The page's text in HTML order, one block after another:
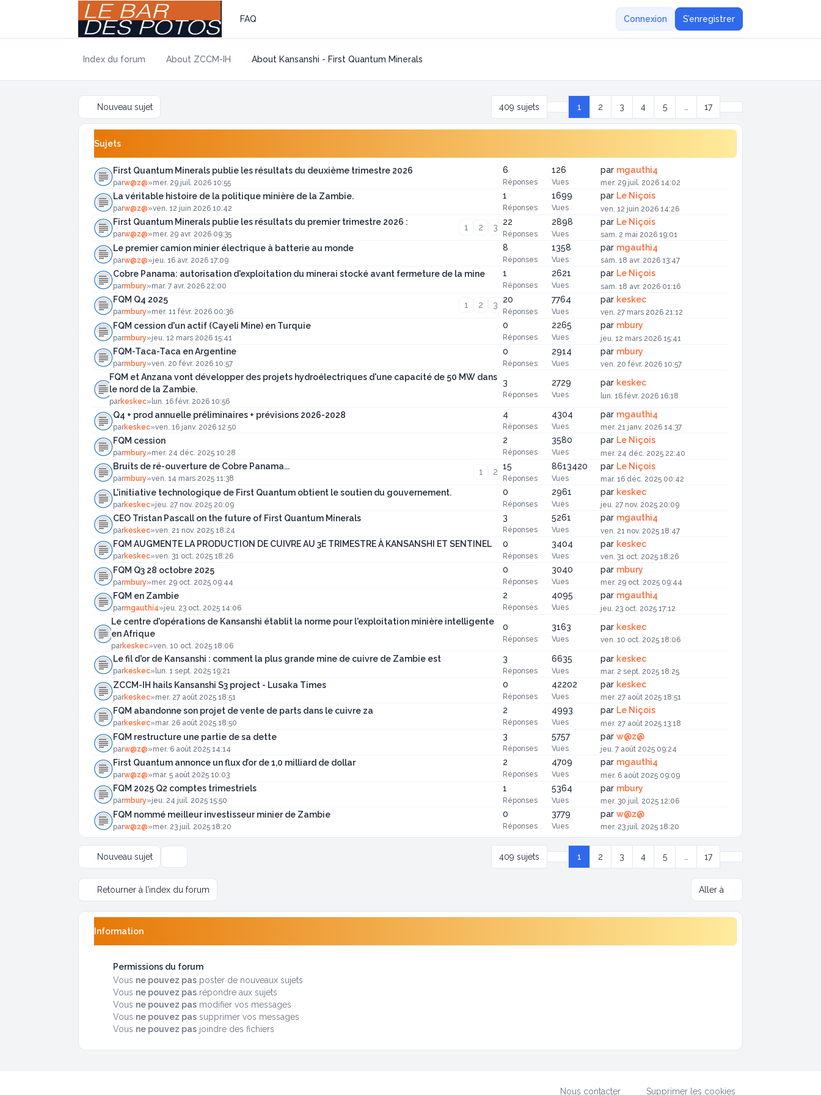
FAQ Connexion S’enregistrer
Index du forum About ZCCM-IH About Kansanshi - First Quantum Minerals
Nouveau sujet 409 sujets
Page 1sur 17
1 2 3 4 5 17
Sujets
First Quantum Minerals publie les résultats du deuxième trimestre 2026
parw@z@»mer. 29 juil. 2026 10:55
6
Réponses
126
Vues
par mgauthi4
mer. 29 juil. 2026 14:02
La véritable histoire de la politique minière de la Zambie.
parw@z@»ven. 12 juin 2026 10:42
1
Réponses
1699
Vues
par Le Niçois
ven. 12 juin 2026 14:26
First Quantum Minerals publie les résultats du premier trimestre 2026 :
parw@z@»mer. 29 avr. 2026 09:35
1 2 3
22
Réponses
2898
Vues
par Le Niçois
sam. 2 mai 2026 19:01
Le premier camion minier électrique à batterie au monde
parw@z@»jeu. 16 avr. 2026 17:09
8
Réponses
1358
Vues
par mgauthi4
sam. 18 avr. 2026 13:47
Cobre Panama: autorisation d'exploitation du minerai stocké avant fermeture de la mine
parmbury»mar. 7 avr. 2026 22:00
1
Réponses
2621
Vues
par Le Niçois
sam. 18 avr. 2026 01:16
FQM Q4 2025
parmbury»mer. 11 févr. 2026 00:36
1 2 3
20
Réponses
7764
Vues
par keskec
ven. 27 mars 2026 21:12
FQM cession d'un actif (Cayeli Mine) en Turquie
parmbury»jeu. 12 mars 2026 15:41
0
Réponses
2265
Vues
par mbury
jeu. 12 mars 2026 15:41
FQM-Taca-Taca en Argentine
parmbury»ven. 20 févr. 2026 10:57
0
Réponses
2914
Vues
par mbury
ven. 20 févr. 2026 10:57
FQM et Anzana vont développer des projets hydroélectriques d'une capacité de 50 MW dans
le nord de la Zambie.
parkeskec»lun. 16 févr. 2026 10:56
3
Réponses
2729
Vues
par keskec
lun. 16 févr. 2026 16:18
Q4 + prod annuelle préliminaires + prévisions 2026-2028
parkeskec»ven. 16 janv. 2026 12:50
4
Réponses
4304
Vues
par mgauthi4
mer. 21 janv. 2026 14:37
FQM cession
parmbury»mer. 24 déc. 2025 10:28
2
Réponses
3580
Vues
par Le Niçois
mer. 24 déc. 2025 22:40
Bruits de ré-ouverture de Cobre Panama...
parmbury»ven. 14 mars 2025 11:38
1 2
15
Réponses
8613420
Vues
par Le Niçois
mar. 16 déc. 2025 00:42
L'initiative technologique de First Quantum obtient le soutien du gouvernement.
parkeskec»jeu. 27 nov. 2025 20:09
0
Réponses
2961
Vues
par keskec
jeu. 27 nov. 2025 20:09
CEO Tristan Pascall on the future of First Quantum Minerals
parkeskec»ven. 21 nov. 2025 18:24
3
Réponses
5261
Vues
par mgauthi4
ven. 21 nov. 2025 18:47
FQM AUGMENTE LA PRODUCTION DE CUIVRE AU 3E TRIMESTRE À KANSANSHI ET SENTINEL
parkeskec»ven. 31 oct. 2025 18:26
0
Réponses
3404
Vues
par keskec
ven. 31 oct. 2025 18:26
FQM Q3 28 octobre 2025
parmbury»mer. 29 oct. 2025 09:44
0
Réponses
3040
Vues
par mbury
mer. 29 oct. 2025 09:44
FQM en Zambie
parmgauthi4»jeu. 23 oct. 2025 14:06
2
Réponses
4095
Vues
par mgauthi4
jeu. 23 oct. 2025 17:12
Le centre d'opérations de Kansanshi établit la norme pour l'exploitation minière intelligente
en Afrique
parkeskec»ven. 10 oct. 2025 18:06
0
Réponses
3163
Vues
par keskec
ven. 10 oct. 2025 18:06
Le fil d'or de Kansanshi : comment la plus grande mine de cuivre de Zambie est
parkeskec»lun. 1 sept. 2025 19:21
3
Réponses
6635
Vues
par keskec
mar. 2 sept. 2025 18:25
ZCCM-IH hails Kansanshi S3 project - Lusaka Times
parkeskec»mer. 27 août 2025 18:51
0
Réponses
42202
Vues
par keskec
mer. 27 août 2025 18:51
FQM abandonne son projet de vente de parts dans le cuivre za
parkeskec»mar. 26 août 2025 18:50
2
Réponses
4993
Vues
par Le Niçois
mer. 27 août 2025 13:18
FQM restructure une partie de sa dette
parw@z@»mer. 6 août 2025 14:14
3
Réponses
5757
Vues
par w@z@
jeu. 7 août 2025 09:24
First Quantum annonce un flux d’or de 1,0 milliard de dollar
parw@z@»mar. 5 août 2025 10:03
2
Réponses
4709
Vues
par mgauthi4
mer. 6 août 2025 09:09
FQM 2025 Q2 comptes trimestriels
parmbury»jeu. 24 juil. 2025 15:50
1
Réponses
5364
Vues
par mbury
mer. 30 juil. 2025 12:06
FQM nommé meilleur investisseur minier de Zambie
parw@z@»mer. 23 juil. 2025 18:20
0
Réponses
3779
Vues
par w@z@
mer. 23 juil. 2025 18:20
Nouveau sujet 409 sujets
Page 1sur 17
1 2 3 4 5 … 17
Retourner à l’index du forum Aller à
Information
Permissions du forum
Vous ne pouvez pas poster de nouveaux sujets
Vous ne pouvez pas répondre aux sujets
Vous ne pouvez pas modifier vos messages
Vous ne pouvez pas supprimer vos messages
Vous ne pouvez pas joindre des fichiers
Nous contacter Supprimer les cookies